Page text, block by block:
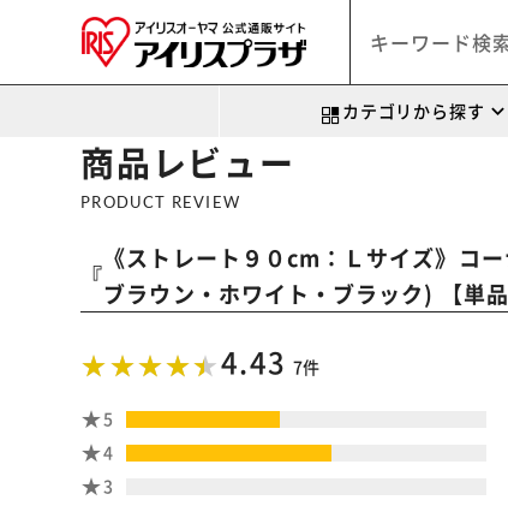
カテゴリから探す
商品レビュー
PRODUCT REVIEW
『
《ストレート９０cm：Ｌサイズ》コ
ブラウン・ホワイト・ブラック) 【単品
4.43 7件
5
4
3